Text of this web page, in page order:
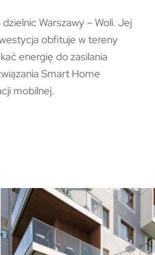
Warszawy – Woli. Jej
obfituje w tereny
energię do zasilania
Smart Home
mobilnej.